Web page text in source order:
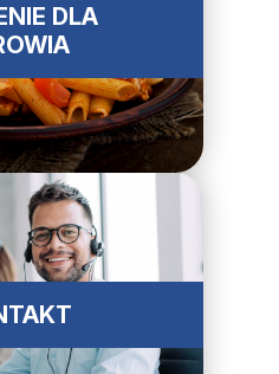
DLA